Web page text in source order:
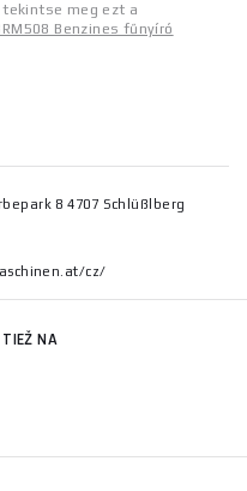
meg ezt a
Benzines fűnyíró
8 4707 Schlüßlberg
cz/
NA